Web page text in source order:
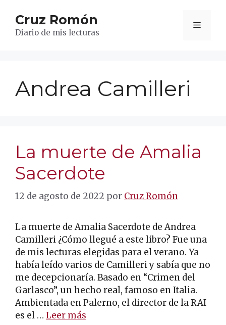
contenido
Cruz Romón
Diario de mis lecturas
Menú
Andrea Camilleri
La muerte de Amalia
Sacerdote
12 de agosto de 2022 por Cruz Romón
La muerte de Amalia Sacerdote de Andrea
Camilleri ¿Cómo llegué a este libro? Fue una
de mis lecturas elegidas para el verano. Ya
había leído varios de Camilleri y sabía que no
me decepcionaría. Basado en “Crimen del
Garlasco”, un hecho real, famoso en Italia.
Ambientada en Palerno, el director de la RAI
es el … Leer más